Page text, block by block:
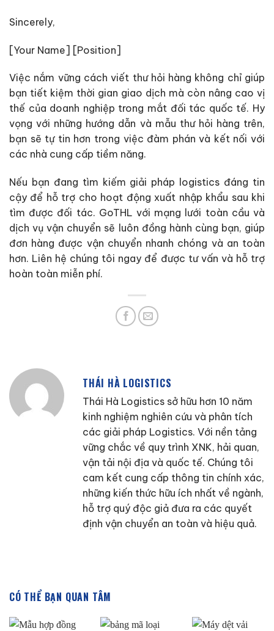
Sincerely,
[Your Name] [Position]
Việc nắm vững cách viết thư hỏi hàng không chỉ giúp
bạn tiết kiệm thời gian giao dịch mà còn nâng cao vị
thế của doanh nghiệp trong mắt đối tác quốc tế. Hy
vọng với những hướng dẫn và mẫu thư hỏi hàng trên,
bạn sẽ tự tin hơn trong việc đàm phán và kết nối với
các nhà cung cấp tiềm năng.
Nếu bạn đang tìm kiếm giải pháp logistics đáng tin
cậy để hỗ trợ cho hoạt động xuất nhập khẩu sau khi
tìm được đối tác. GoTHL với mạng lưới toàn cầu và
dịch vụ vận chuyển sẽ luôn đồng hành cùng bạn, giúp
đơn hàng được vận chuyển nhanh chóng và an toàn
hơn. Liên hệ chúng tôi ngay để được tư vấn và hỗ trợ
hoàn toàn miễn phí.
THÁI HÀ LOGISTICS
Thái Hà Logistics sở hữu hơn 10 năm
kinh nghiệm nghiên cứu và phân tích
các giải pháp Logistics. Với nền tảng
vững chắc về quy trình XNK, hải quan,
vận tải nội địa và quốc tế. Chúng tôi
cam kết cung cấp thông tin chính xác,
những kiến thức hữu ích nhất về ngành,
hỗ trợ quý độc giả đưa ra các quyết
định vận chuyển an toàn và hiệu quả.
CÓ THỂ BẠN QUAN TÂM